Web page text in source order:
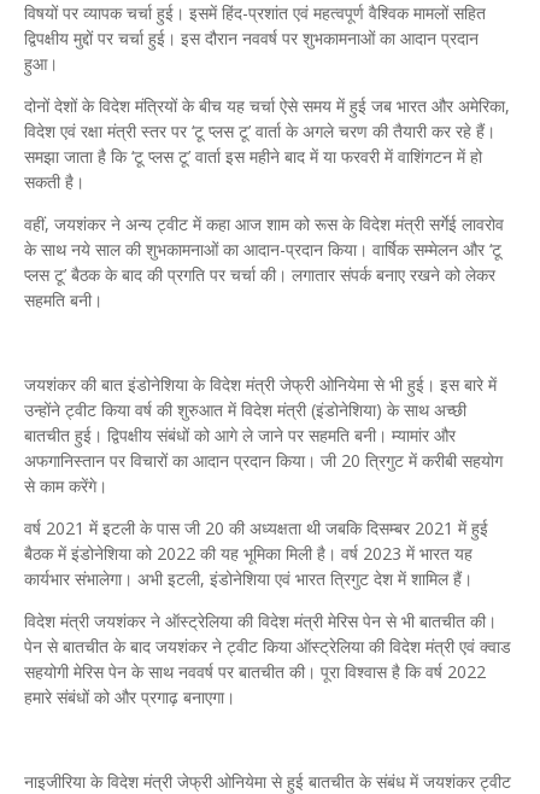
विषयों पर व्यापक चर्चा हुई। इसमें हिंद-प्रशांत एवं महत्वपूर्ण वैश्विक मामलों सहित
द्विपक्षीय मुद्दों पर चर्चा हुई। इस दौरान नववर्ष पर शुभकामनाओं का आदान प्रदान
हुआ।
दोनों देशों के विदेश मंत्रियों के बीच यह चर्चा ऐसे समय में हुई जब भारत और अमेरिका,
विदेश एवं रक्षा मंत्री स्तर पर ‘टू प्लस टू’ वार्ता के अगले चरण की तैयारी कर रहे हैं।
समझा जाता है कि ‘टू प्लस टू’ वार्ता इस महीने बाद में या फरवरी में वाशिंगटन में हो
सकती है।
वहीं, जयशंकर ने अन्य ट्वीट में कहा आज शाम को रूस के विदेश मंत्री सर्गेई लावरोव
के साथ नये साल की शुभकामनाओं का आदान-प्रदान किया। वार्षिक सम्मेलन और ‘टू
प्लस टू’ बैठक के बाद की प्रगति पर चर्चा की। लगातार संपर्क बनाए रखने को लेकर
सहमति बनी।
जयशंकर की बात इंडोनेशिया के विदेश मंत्री जेफ्री ओनियेमा से भी हुई। इस बारे में
उन्होंने ट्वीट किया वर्ष की शुरुआत में विदेश मंत्री (इंडोनेशिया) के साथ अच्छी
बातचीत हुई। द्विपक्षीय संबंधों को आगे ले जाने पर सहमति बनी। म्यामांर और
अफगानिस्तान पर विचारों का आदान प्रदान किया। जी 20 त्रिगुट में करीबी सहयोग
से काम करेंगे।
वर्ष 2021 में इटली के पास जी 20 की अध्यक्षता थी जबकि दिसम्बर 2021 में हुई
बैठक में इंडोनेशिया को 2022 की यह भूमिका मिली है। वर्ष 2023 में भारत यह
कार्यभार संभालेगा। अभी इटली, इंडोनेशिया एवं भारत त्रिगुट देश में शामिल हैं।
विदेश मंत्री जयशंकर ने ऑस्ट्रेलिया की विदेश मंत्री मेरिस पेन से भी बातचीत की।
पेन से बातचीत के बाद जयशंकर ने ट्वीट किया ऑस्ट्रेलिया की विदेश मंत्री एवं क्वाड
सहयोगी मेरिस पेन के साथ नववर्ष पर बातचीत की। पूरा विश्वास है कि वर्ष 2022
हमारे संबंधों को और प्रगाढ़ बनाएगा।
नाइजीरिया के विदेश मंत्री जेफ्री ओनियेमा से हुई बातचीत के संबंध में जयशंकर ट्वीट